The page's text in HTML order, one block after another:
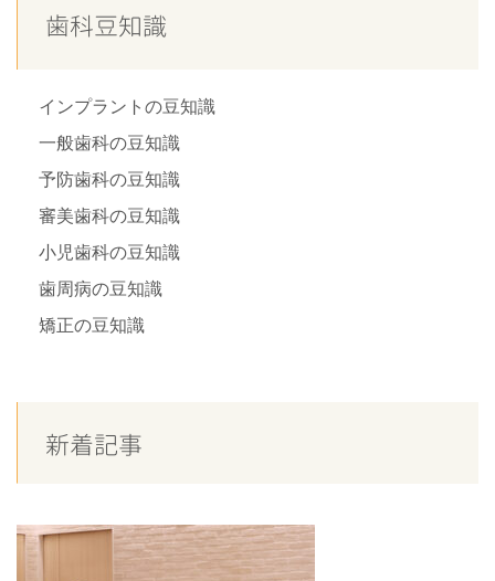
歯科豆知識
インプラントの豆知識
一般歯科の豆知識
予防歯科の豆知識
審美歯科の豆知識
小児歯科の豆知識
歯周病の豆知識
矯正の豆知識
新着記事